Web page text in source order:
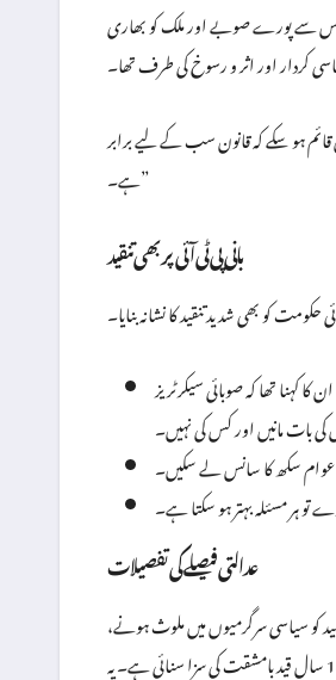
کہ اس سے پورے صوبے اور ملک کو بھاری
کردار اور اثر و رسوخ کی طرف تھا۔
ہو سکے کہ قانون سب کے لیے برابر
ہے۔”
بانی پی ٹی آئی پر بھی تنقید
کو بھی شدید تنقید کا نشانہ بنایا۔
کہنا تھا کہ صوبائی سیکرٹریز
بات مانیں اور کس کی نہیں۔
عوام سکھ کا سانس لے سکیں۔
ہر مسئلہ بہتر ہو سکتا ہے۔
عدالتی فیصلے کی تفصیلات
کو سیاسی سرگرمیوں میں ملوث ہونے،
آفیشل سیکریٹ ایکٹ کی خلاف ورزی، اختیارات و سرکاری وسائل کے غلط استعمال سمیت چار الزامات میں مجرم قرار دے کر 14 سال قید بامشقت کی سزا سنائی ہے۔ یہ